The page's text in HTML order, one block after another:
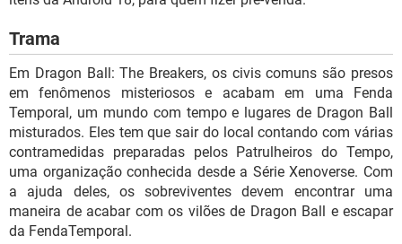
Trama
Em Dragon Ball: The Breakers, os civis comuns são presos
em fenômenos misteriosos e acabam em uma Fenda
Temporal, um mundo com tempo e lugares de Dragon Ball
misturados. Eles tem que sair do local contando com várias
contramedidas preparadas pelos Patrulheiros do Tempo,
uma organização conhecida desde a Série Xenoverse. Com
a ajuda deles, os sobreviventes devem encontrar uma
maneira de acabar com os vilões de Dragon Ball e escapar
da FendaTemporal.